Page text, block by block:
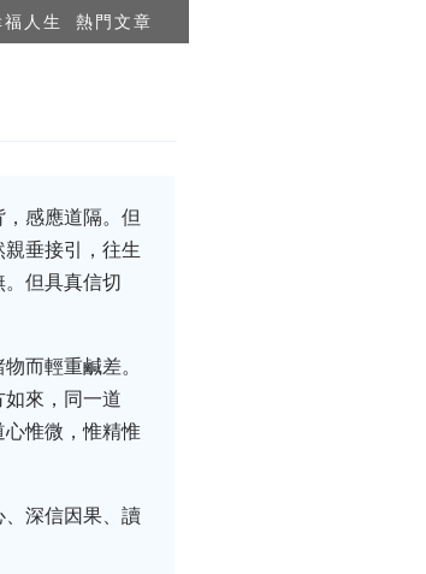
福人生 熱門文章
感應道隔。但
垂接引，往生
但具真信切
而輕重鹹差。
來，同一道
惟微，惟精惟
、深信因果、讀